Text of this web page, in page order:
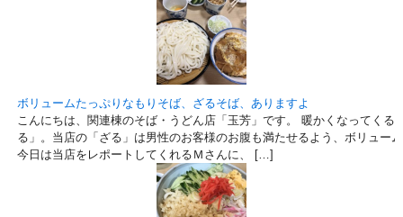
ボリュームたっぷりなもりそば、ざるそば、ありますよ
こんにちは、関連棟のそば・うどん店「玉芳」です。 暖かくなってくる
る」。当店の「ざる」は男性のお客様のお腹も満たせるよう、ボリュー
今日は当店をレポートしてくれるＭさんに、 […]